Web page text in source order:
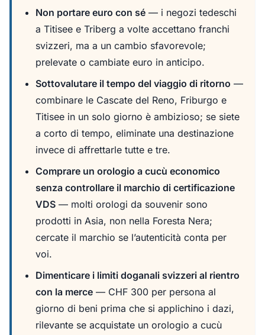
Non portare euro con sé — i negozi tedeschi
a Titisee e Triberg a volte accettano franchi
svizzeri, ma a un cambio sfavorevole;
prelevate o cambiate euro in anticipo.
Sottovalutare il tempo del viaggio di ritorno —
combinare le Cascate del Reno, Friburgo e
Titisee in un solo giorno è ambizioso; se siete
a corto di tempo, eliminate una destinazione
invece di affrettarle tutte e tre.
Comprare un orologio a cucù economico
senza controllare il marchio di certificazione
VDS — molti orologi da souvenir sono
prodotti in Asia, non nella Foresta Nera;
cercate il marchio se l’autenticità conta per
voi.
Dimenticare i limiti doganali svizzeri al rientro
con la merce — CHF 300 per persona al
giorno di beni prima che si applichino i dazi,
rilevante se acquistate un orologio a cucù